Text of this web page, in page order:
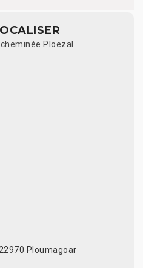
Ploezal
Ploumagoar